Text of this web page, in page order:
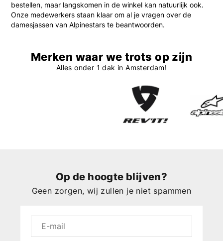
bestellen, maar langskomen in de winkel kan natuurlijk ook.
Onze medewerkers staan klaar om al je vragen over de
damesjassen van Alpinestars te beantwoorden.
Merken waar we trots op zijn
Alles onder 1 dak in Amsterdam!
Op de hoogte blijven?
Geen zorgen, wij zullen je niet spammen